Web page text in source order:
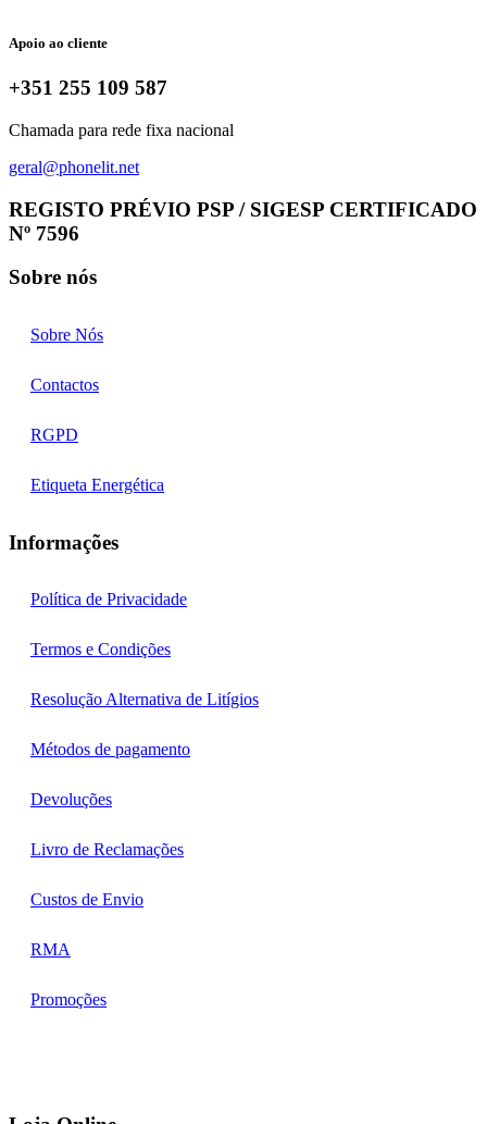
Apoio ao cliente
+351 255 109 587
Chamada para rede fixa nacional
geral@phonelit.net
REGISTO PRÉVIO PSP / SIGESP CERTIFICADO
Nº 7596
Sobre nós
Sobre Nós
Contactos
RGPD
Etiqueta Energética
Informações
Política de Privacidade
Termos e Condições
Resolução Alternativa de Litígios
Métodos de pagamento
Devoluções
Livro de Reclamações
Custos de Envio
RMA
Promoções